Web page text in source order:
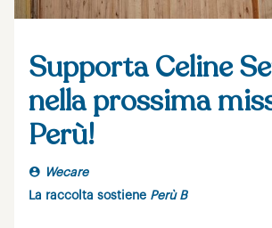
Supporta Celine
nella prossima
Perù!
Wecare
La raccolta sostiene Perù B